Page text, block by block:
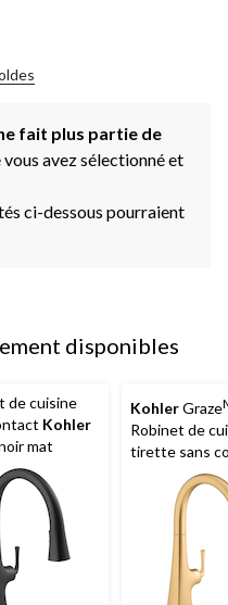
fait plus partie de
vous avez sélectionné et
ci-dessous pourraient
disponibles
de cuisine
Kohler
mat
KohlerGraze
Robinet de
tirette sans
avec
fonctions,
moderne
éclatant